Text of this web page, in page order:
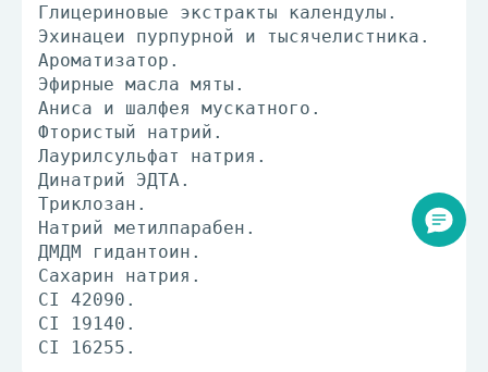
Глицериновые экстракты календулы.
Эхинацеи пурпурной и тысячелистника.
Ароматизатор.
Эфирные масла мяты.
Аниса и шалфея мускатного.
Фтористый натрий.
Лаурилсульфат натрия.
Динатрий ЭДТА.
Триклозан.
Натрий метилпарабен.
ДМДМ гидантоин.
Сахарин натрия.
CI 42090.
CI 19140.
СI 16255.